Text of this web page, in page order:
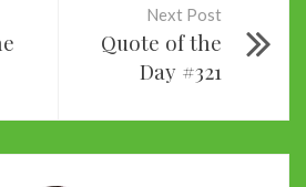
Next Post
Quote of the
Day #321